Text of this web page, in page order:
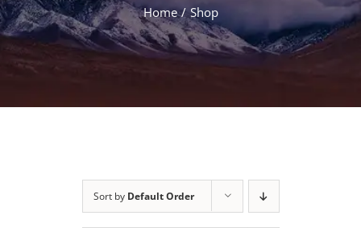
Home / Shop
Sort by Default Order